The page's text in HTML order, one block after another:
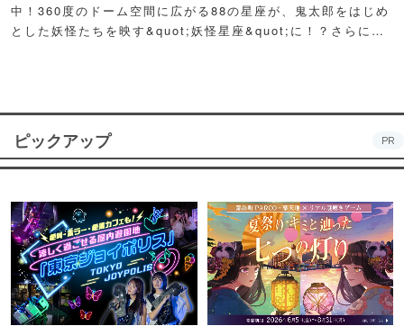
中！360度のドーム空間に広がる88の星座が、鬼太郎をはじめ
とした妖怪たちを映す&quot;妖怪星座&quot;に！？さらに例
ピックアップ PR